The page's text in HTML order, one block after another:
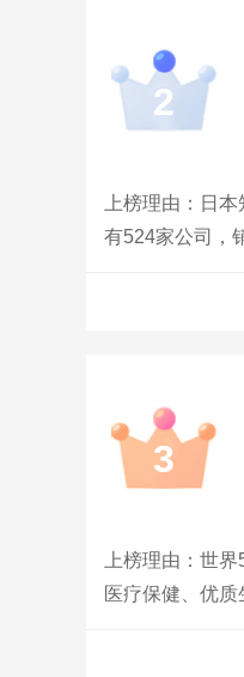
2
上榜理由：日
有524家公司，
3
上榜理由：世
医疗保健、优